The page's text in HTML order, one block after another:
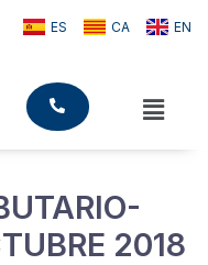
ES CA EN
2018